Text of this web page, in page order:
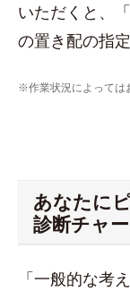
いただくと、
の置き配の指
※作業状況によっては
あなたに
診断チャ
「一般的な考